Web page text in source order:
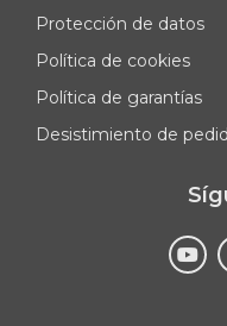
Protección de datos
Política de cookies
Política de garantías
Desistimiento de